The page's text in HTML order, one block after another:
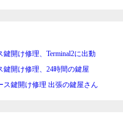
鍵開け修理、Terminal2に出動
鍵開け修理、24時間の鍵屋
ス鍵開け修理 出張の鍵屋さん